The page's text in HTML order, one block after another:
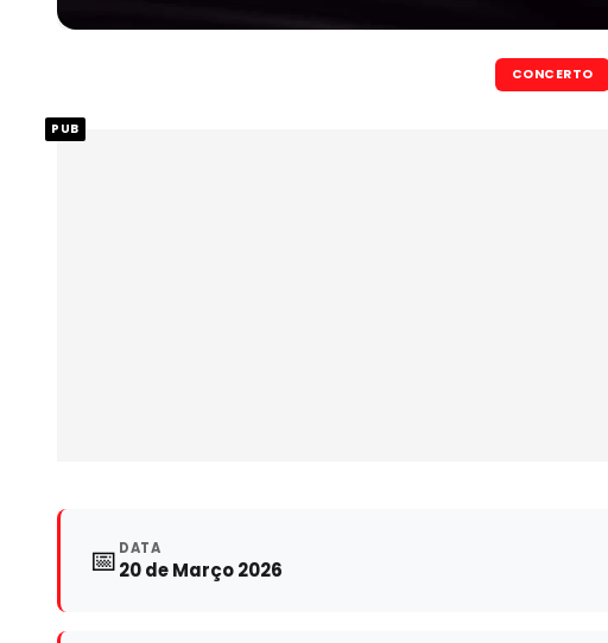
CONCERTO
PUB
📅 DATA
20 de Março 2026